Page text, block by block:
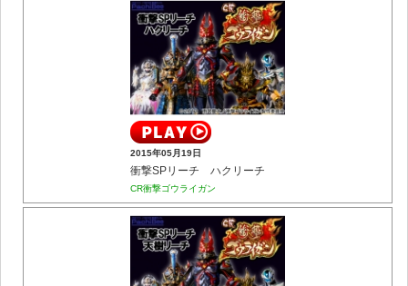
2015年05月19日
衝撃SPリーチ ハクリーチ
CR衝撃ゴウライガン